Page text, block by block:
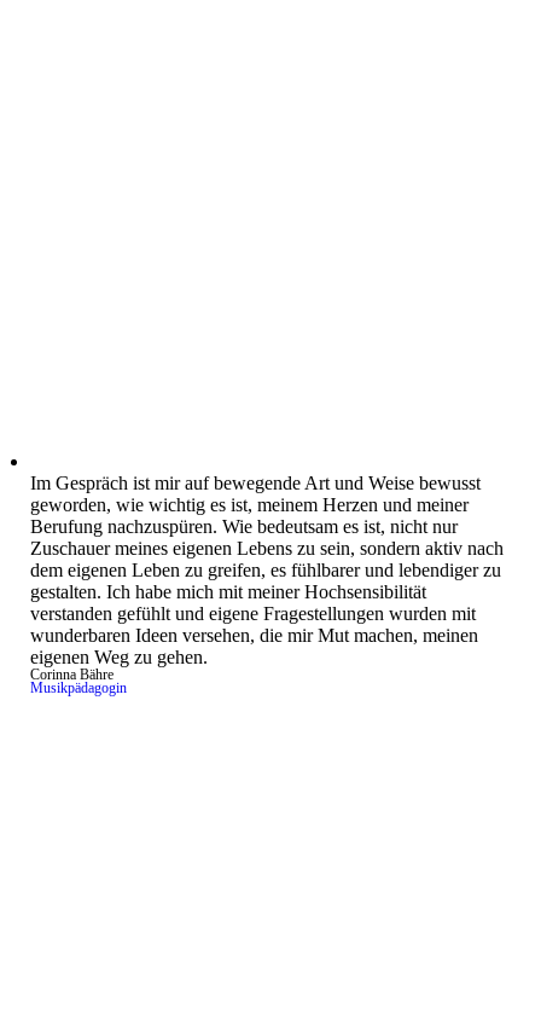
Im Gespräch ist mir auf bewegende Art und Weise bewusst
geworden, wie wichtig es ist, meinem Herzen und meiner
Berufung nachzuspüren. Wie bedeutsam es ist, nicht nur
Zuschauer meines eigenen Lebens zu sein, sondern aktiv nach
dem eigenen Leben zu greifen, es fühlbarer und lebendiger zu
gestalten. Ich habe mich mit meiner Hochsensibilität
verstanden gefühlt und eigene Fragestellungen wurden mit
wunderbaren Ideen versehen, die mir Mut machen, meinen
eigenen Weg zu gehen.
Corinna Bähre
Musikpädagogin